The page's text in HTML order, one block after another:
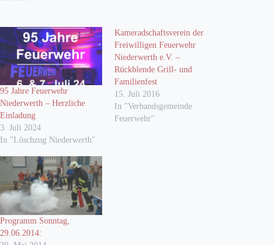
95 Jahre Feuerwehr
Niederwerth – Herzliche
Einladung
3. Juli 2024
In "Löschzug Niederwerth"
Kameradschaftsverein der
Freiwilligen Feuerwehr
Niederwerth e.V. –
Rückblende Grill- und
Familienfest
15. Juli 2016
In "Verbandsgemeinde
Feuerwehr"
Programm Sonntag,
29.06.2014: